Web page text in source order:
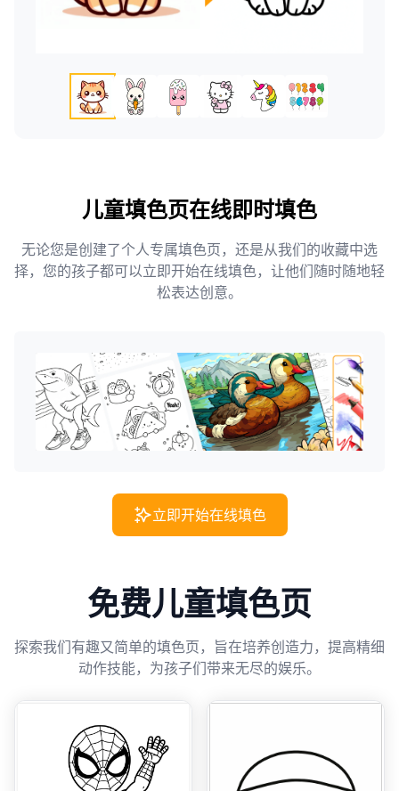
儿童填色页在线即时填色
无论您是创建了个人专属填色页，还是从我们的收藏中选
择，您的孩子都可以立即开始在线填色，让他们随时随地轻
松表达创意。
立即开始在线填色
免费儿童填色页
探索我们有趣又简单的填色页，旨在培养创造力，提高精细
动作技能，为孩子们带来无尽的娱乐。